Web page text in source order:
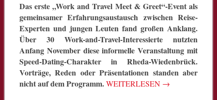
Das erste „Work and Travel Meet & Greet“-Event als
gemeinsamer Erfahrungsaustausch zwischen Reise-
Experten und jungen Leuten fand großen Anklang.
Über 30 Work-and-Travel-Interessierte nutzten
Anfang November diese informelle Veranstaltung mit
Speed-Dating-Charakter in Rheda-Wiedenbrück.
Vorträge, Reden oder Präsentationen standen aber
nicht auf dem Programm.WEITERLESEN →